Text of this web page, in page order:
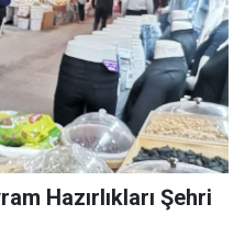
Hazırlıkları Şehri